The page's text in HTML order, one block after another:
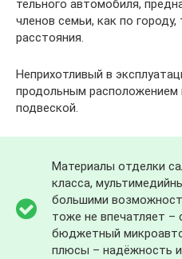
тельного автомобиля,
членов семьи, как по городу,
расстояния.
Неприхотливый в
продольным расположением
подвеской.
Материалы отделки
класса,
большими
тоже не впечатляет
бюджетный
плюсы – надёжность и